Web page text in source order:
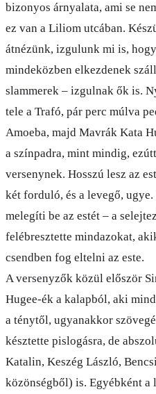
bizonyos árnyalata, ami se
ez van a Liliom utcában.
átnézünk, izgulunk mi is,
mindeközben elkezdenek
slammerek – izgulnak ők is.
tele a Trafó, pár perc múlva
Amoeba, majd Mavrák Kata
a színpadra, mint mindig,
versenynek. Hosszú lesz az
két forduló, és a levegő,
melegíti be az estét – a
felébresztette mindazokat,
csendben fog eltelni az este.
A versenyzők közül először
Hugee-ék a kalapból, aki
a ténytől, ugyanakkor
késztette pislogásra, de
Katalin, Keszég László,
közönségből) is. Egyébként a